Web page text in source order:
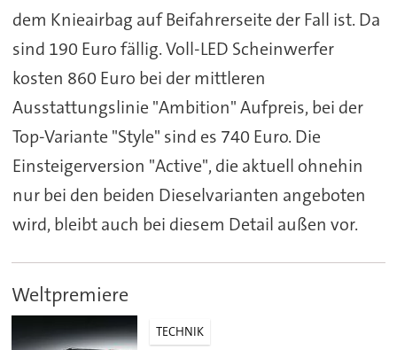
dem Knieairbag auf Beifahrerseite der Fall ist. Da
sind 190 Euro fällig. Voll-LED Scheinwerfer
kosten 860 Euro bei der mittleren
Ausstattungslinie "Ambition" Aufpreis, bei der
Top-Variante "Style" sind es 740 Euro. Die
Einsteigerversion "Active", die aktuell ohnehin
nur bei den beiden Dieselvarianten angeboten
wird, bleibt auch bei diesem Detail außen vor.
Weltpremiere
TECHNIK